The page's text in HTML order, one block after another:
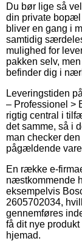
Du bør lige så
din private bopæl
bliver en gang i
samtidig
mulighed for
pakken selv,
befinder dig i
Leveringstiden
– Professionel >
rigtig central i
det samme, så i
man checker
pågældende
En række e-
næstkommende
eksempelvis
2605702034,
gennemføres
få dit nye
hjemad.